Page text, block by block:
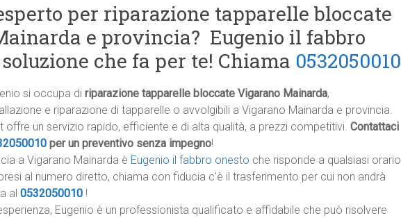
per riparazione tapparelle bloccate
e provincia? Eugenio il fabbro
che fa per te! Chiama 0532050010
si occupa di riparazione tapparelle bloccate Vigarano Mainarda,
e riparazione di tapparelle o avvolgibili a Vigarano Mainarda e provincia.
offre un servizio rapido, efficiente e di alta qualità, a prezzi competitivi. Contattaci
per un preventivo senza impegno!
a Vigarano Mainarda è Eugenio il fabbro onesto che risponde a qualsiasi orario
al numero diretto, chiama con fiducia c’è il trasferimento per cui non andrà
al 0532050010 !
Eugenio è un professionista qualificato e affidabile che può risolvere